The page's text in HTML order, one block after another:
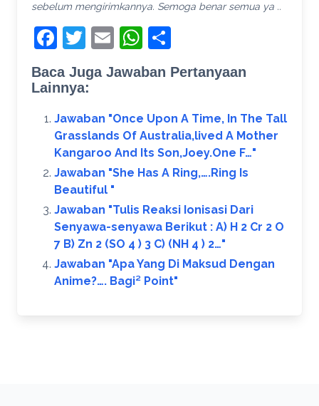
sebelum mengirimkannya. Semoga benar semua ya ..
Facebook
Twitter
EmailWhatsApp
Baca Juga Jawaban Pertanyaan
Lainnya:
Jawaban "Once Upon A Time, In The Tall
Grasslands Of Australia,lived A Mother
Kangaroo And Its Son,Joey.One F…"
Jawaban "She Has A Ring,….Ring Is
Beautiful ​"
Jawaban "Tulis Reaksi Ionisasi Dari
Senyawa-senyawa Berikut : A) H 2 Cr 2 O
7 B) Zn 2 (SO 4 ) 3 C) (NH 4 ) 2…"
Jawaban "Apa Yang Di Maksud Dengan
Anime?…. Bagi² Point​"